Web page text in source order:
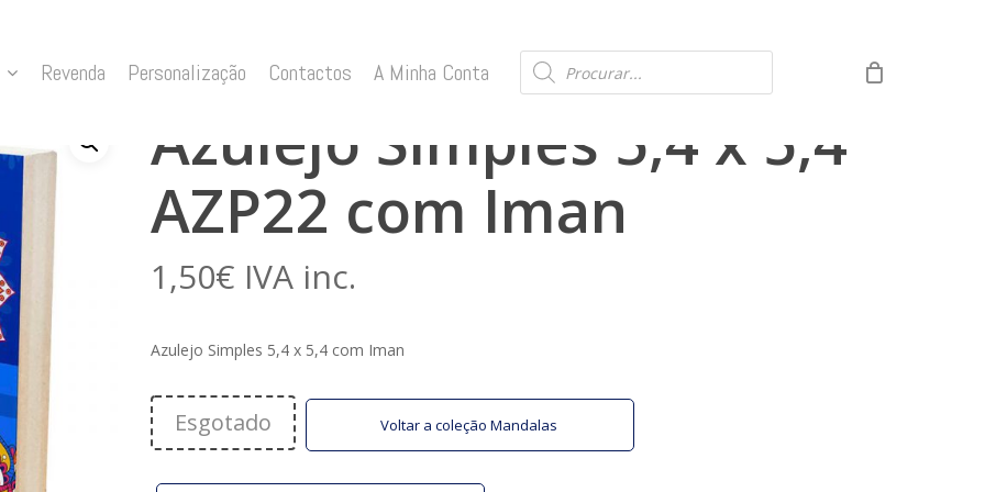
Revenda Personalização Contactos A Minha Conta
Products
search
Azulejo Simples 5,4 x 5,4
AZP22 com Iman
1,50€ IVA inc.
Azulejo Simples 5,4 x 5,4 com Iman
Esgotado Voltar a coleção Mandalas